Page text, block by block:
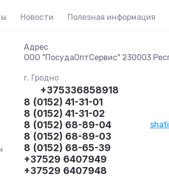
Новости Полезная информация
Адрес
ООО "ПосудаОптСервис" 230003
г. Гродно
+375336858918
8 (0152) 41-31-01
8 (0152) 41-31-02
8 (0152) 68-89-04
8 (0152) 68-89-03
8 (0152) 68-65-39
+37529 6407949
+37529 6407948